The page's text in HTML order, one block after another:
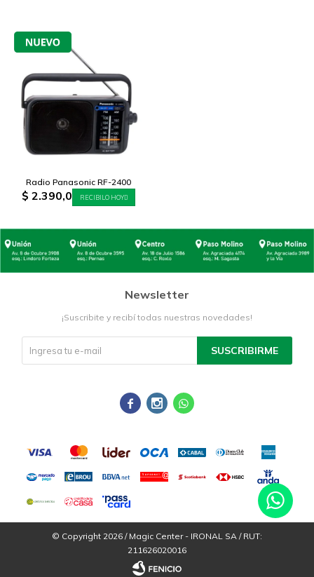
Radio Panasonic RF-2400
$ 2.390,0 RECIBILO HOY
Newsletter
¡Suscribite y recibí todas nuestras novedades!
SUSCRIBIRME
  
© Copyright 2026 / Magic Center - IRONAL SA / RUT:
211626020016